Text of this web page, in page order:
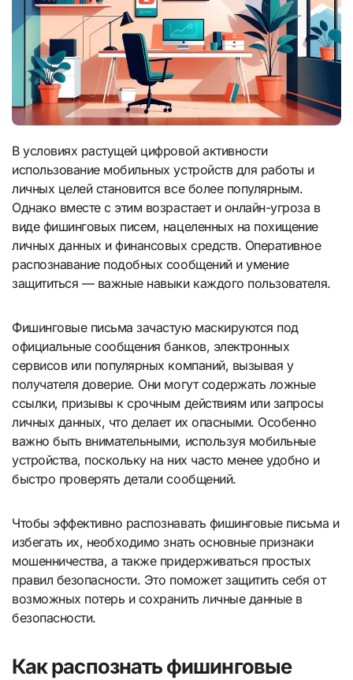
В условиях растущей цифровой активности
использование мобильных устройств для работы и
личных целей становится все более популярным.
Однако вместе с этим возрастает и онлайн-угроза в
виде фишинговых писем, нацеленных на похищение
личных данных и финансовых средств. Оперативное
распознавание подобных сообщений и умение
защититься — важные навыки каждого пользователя.
Фишинговые письма зачастую маскируются под
официальные сообщения банков, электронных
сервисов или популярных компаний, вызывая у
получателя доверие. Они могут содержать ложные
ссылки, призывы к срочным действиям или запросы
личных данных, что делает их опасными. Особенно
важно быть внимательными, используя мобильные
устройства, поскольку на них часто менее удобно и
быстро проверять детали сообщений.
Чтобы эффективно распознавать фишинговые письма и
избегать их, необходимо знать основные признаки
мошенничества, а также придерживаться простых
правил безопасности. Это поможет защитить себя от
возможных потерь и сохранить личные данные в
безопасности.
Как распознать фишинговые